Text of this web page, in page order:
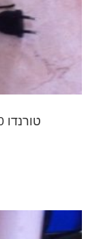
טורנדו REEF STAR FISH MINI 100